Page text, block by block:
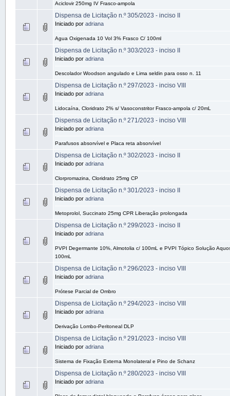
Aciclovir 250mg IV Frasco-ampola
Dispensa de Licitação n.º 305/2023 - inciso II
Iniciado por adriana
Agua Oxigenada 10 Vol 3% Frasco C/ 100ml
Dispensa de Licitação n.º 303/2023 - inciso II
Iniciado por adriana
Descolador Woodson angulado e Lima seldin para osso n. 11
Dispensa de Licitação n.º 297/2023 - inciso VIII
Iniciado por adriana
Lidocaína, Cloridrato 2% s/ Vasoconstritor Frasco-ampola c/ 20mL
Dispensa de Licitação n.º 271/2023 - inciso VIII
Iniciado por adriana
Parafusos absorvível e Placa reta absorvível
Dispensa de Licitação n.º 302/2023 - inciso II
Iniciado por adriana
Clorpromazina, Cloridrato 25mg CP
Dispensa de Licitação n.º 301/2023 - inciso II
Iniciado por adriana
Metoprolol, Succinato 25mg CPR Liberação prolongada
Dispensa de Licitação n.º 299/2023 - inciso II
Iniciado por adriana
PVPI Degermante 10%, Almotolia c/ 100mL e PVPI Tópico Solução
100mL
Dispensa de Licitação n.º 296/2023 - inciso VIII
Iniciado por adriana
Prótese Parcial de Ombro
Dispensa de Licitação n.º 294/2023 - inciso VIII
Iniciado por adriana
Derivação Lombo-Peritoneal DLP
Dispensa de Licitação n.º 291/2023 - inciso VIII
Iniciado por adriana
Sistema de Fixação Externa Monolateral e Pino de Schanz
Dispensa de Licitação n.º 280/2023 - inciso VIII
Iniciado por adriana